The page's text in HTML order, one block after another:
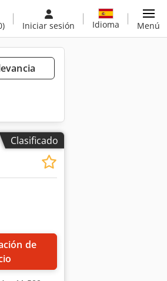
Iniciar sesión Idioma Menú
Clasificado